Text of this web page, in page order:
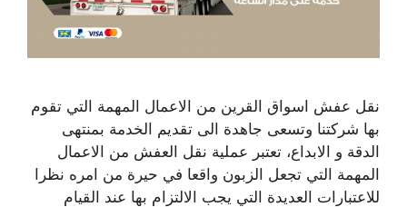
نقل عفش اسواق القرين من الاعمال المهمة التي تقوم
بها شركتنا وتسعى جاهدة الى تقديم الخدمة بمنتهى
الدقة و الابداع، تعتبر عملية نقل العفش من الاعمال
المهمة التي تجعل الزبون واقعا في حيرة من امره نظرا
للاعتبارات العديدة التي يجب الالتزام بها عند القيام